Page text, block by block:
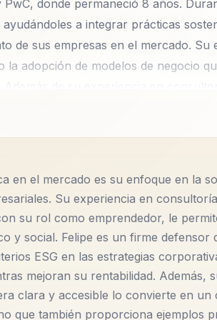
donde permaneció 8 años.
ayudándoles a integrar prácticas
de sus empresas en el mercado.
adopción de modelos de negocio
allá de las consultoras tradicionales.
hacia afuera. Su metodología
un firme defensor de la integración
Social, and Governance) en
las empresas pueden ser líderes en
en importantes eventos, incluyendo
su visión sobre cómo el sector
la innovación y el crecimiento.
de la Ley 1314 de
en el mercado es su enfoque en la
Su experiencia en
su rol como emprendedor, le
y social. Felipe es un firme defensor
ESG en las estrategias
mejoran su rentabilidad. Además,
clara y accesible lo convierte en
que también proporciona ejemplos